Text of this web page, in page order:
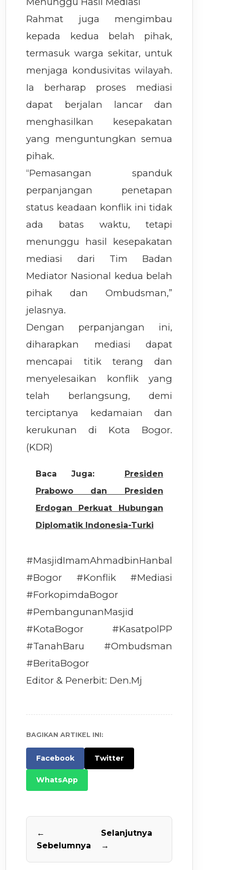
Rahmat juga mengimbau
kepada kedua belah pihak,
termasuk warga sekitar, untuk
menjaga kondusivitas wilayah.
Ia berharap proses mediasi
dapat berjalan lancar dan
menghasilkan kesepakatan
yang menguntungkan semua
pihak.
“Pemasangan spanduk
perpanjangan penetapan
status keadaan konflik ini tidak
ada batas waktu, tetapi
menunggu hasil kesepakatan
mediasi dari Tim Badan
Mediator Nasional kedua belah
pihak dan Ombudsman,”
jelasnya.
Dengan perpanjangan ini,
diharapkan mediasi dapat
mencapai titik terang dan
menyelesaikan konflik yang
telah berlangsung, demi
terciptanya kedamaian dan
kerukunan di Kota Bogor.
(KDR)
Baca Juga:
Presiden
Prabowo dan Presiden
Erdogan Perkuat Hubungan
Diplomatik Indonesia-Turki
#MasjidImamAhmadbinHanbal
#Bogor #Konflik #Mediasi
#ForkopimdaBogor
#PembangunanMasjid
#KotaBogor #KasatpolPP
#TanahBaru #Ombudsman
#BeritaBogor
Editor & Penerbit: Den.Mj
BAGIKAN ARTIKEL INI:
Facebook Twitter
WhatsApp
←
Sebelumnya
Selanjutnya
→